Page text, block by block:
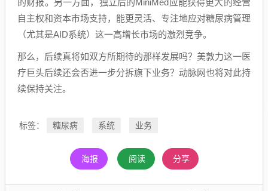
的财报。另一方面，独立后的MiniMed应能获得更大的经营
自主权和资本市场支持，能更灵活、专注地应对糖尿病管理
（尤其是AID系统）这一高增长市场的激烈竞争。
那么，后续真将如双方所期待的那样发展吗？美敦力这一医
疗巨头后续还会否进一步分拆旗下业务？动脉网也将对此持
续保持关注。
标签： 糖尿病 系统 业务
海报 阅读 分享